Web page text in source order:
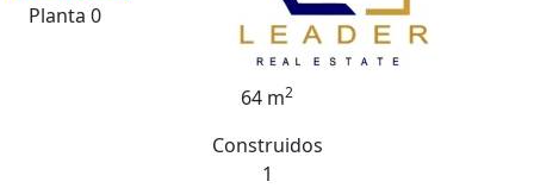
Planta 0
64 m2
Construidos
1